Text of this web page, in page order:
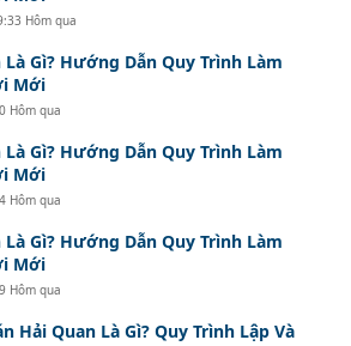
Hôm qua
Là Gì? Hướng Dẫn Quy Trình Làm
Mới
Hôm qua
Là Gì? Hướng Dẫn Quy Trình Làm
Mới
Hôm qua
Là Gì? Hướng Dẫn Quy Trình Làm
Mới
Hôm qua
Hải Quan Là Gì? Quy Trình Lập Và